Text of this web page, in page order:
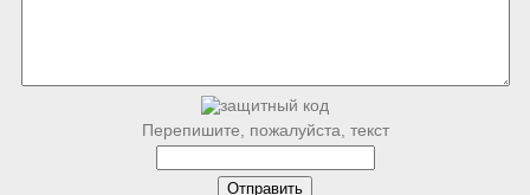
Перепишите, пожалуйста, текст